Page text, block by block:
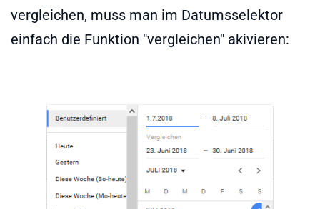
vergleichen, muss man im Datumsselektor
einfach die Funktion "vergleichen" akivieren: